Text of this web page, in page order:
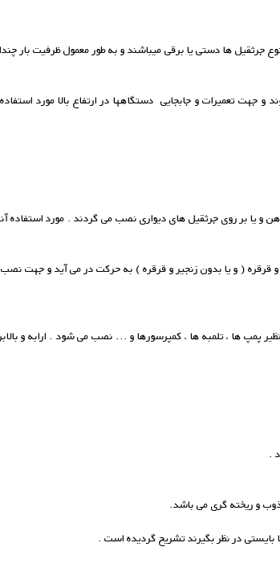
ها دستی یا برقی میباشند و به طور معمول ظرفیت بار
تعمیرات و جابجایی دستگاهها در ارتفاع بالا مورد استفاده
و یا بر روی جرثقیل های دیواری نصب می گردند . مورد
( و یا بدون زنجیر و قرقره ) به حرکت در می آید و جهت
پمپ ها ، تلمبه ها ، کمپرسورها و ... نصب می شود . ارابه و
و ریخته گری می باشد.
در نظر بگیرند تشریح گردیده است .